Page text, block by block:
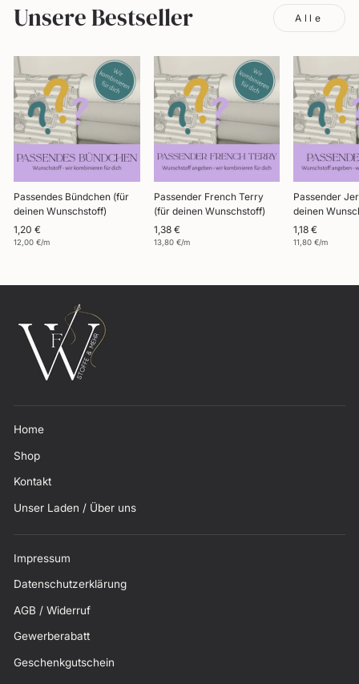
Unsere Bestseller Alle
Passendes Bündchen (für
deinen Wunschstoff)
1,20 €
12,00 €/m
Passender French Terry
(für deinen Wunschstoff)
1,38 €
13,80 €/m
Passender
deinen
1,18 €
11,80 €/m
Home
Shop
Kontakt
Unser Laden / Über uns
Impressum
Datenschutzerklärung
AGB / Widerruf
Gewerberabatt
Geschenkgutschein